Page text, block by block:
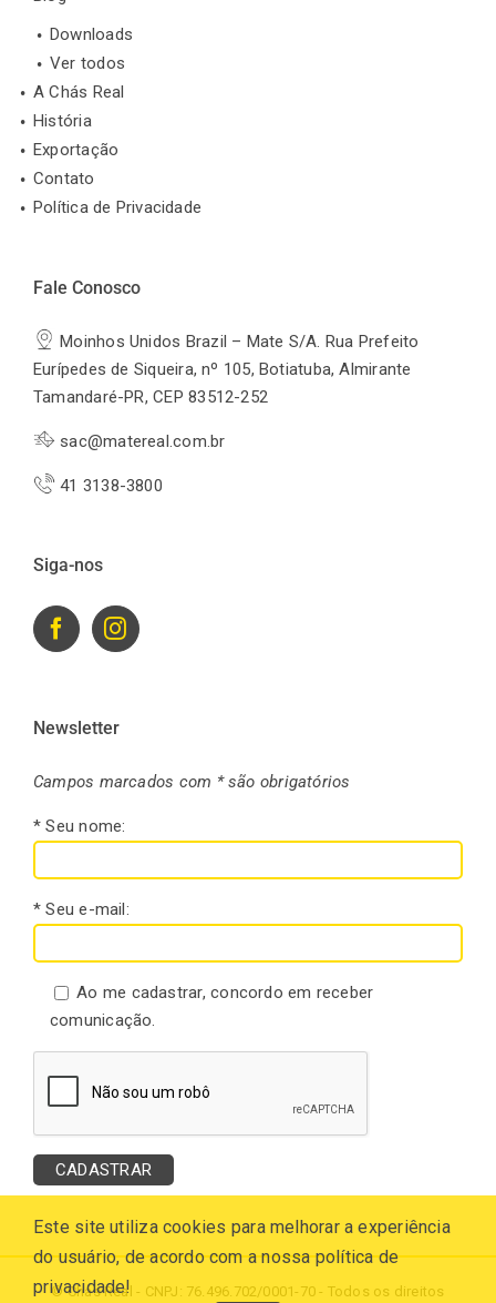
Downloads
Ver todos
A Chás Real
História
Exportação
Contato
Política de Privacidade
Fale Conosco
Moinhos Unidos Brazil – Mate S/A. Rua Prefeito
Eurípedes de Siqueira, nº 105, Botiatuba, Almirante
Tamandaré-PR, CEP 83512-252
sac@matereal.com.br
41 3138-3800
Siga-nos
Newsletter
Campos marcados com * são obrigatórios
* Seu nome:
* Seu e-mail:
Ao me cadastrar, concordo em receber
comunicação.
© Chás Real - CNPJ: 76.496.702/0001-70 - Todos os direitos
Este site utiliza cookies para melhorar a experiência
do usuário, de acordo com a nossa política de
privacidade!